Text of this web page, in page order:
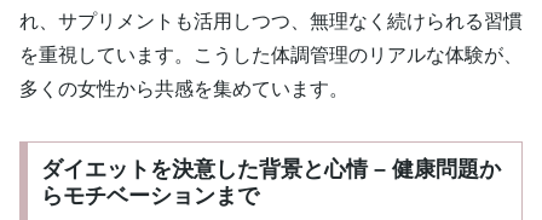
れ、サプリメントも活用しつつ、無理なく続けられる習慣
を重視しています。こうした体調管理のリアルな体験が、
多くの女性から共感を集めています。
ダイエットを決意した背景と心情 – 健康問題か
らモチベーションまで